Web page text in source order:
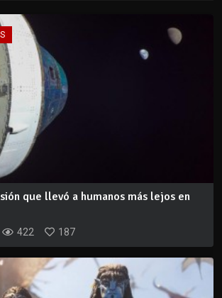
que llevó a humanos más lejos en
422 187